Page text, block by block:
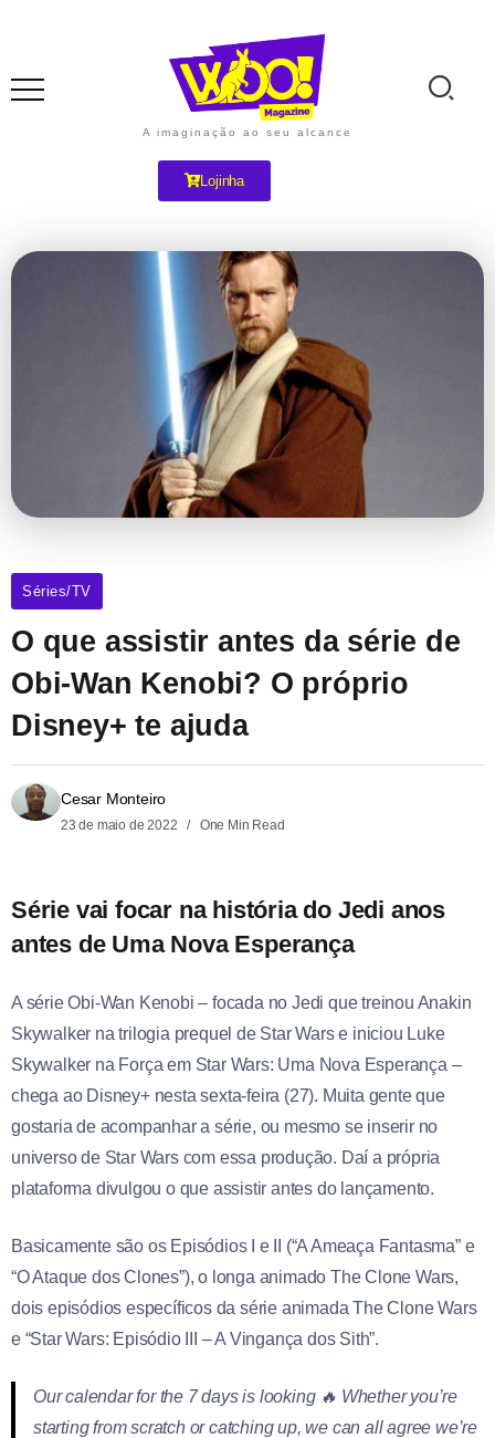
A imaginação ao seu alcance
Lojinha
Séries/TV
O que assistir antes da série de
Obi-Wan Kenobi? O próprio
Disney+ te ajuda
Cesar Monteiro
23 de maio de 2022 One Min Read
Série vai focar na história do Jedi anos
antes de Uma Nova Esperança
A série Obi-Wan Kenobi – focada no Jedi que treinou Anakin
Skywalker na trilogia prequel de Star Wars e iniciou Luke
Skywalker na Força em Star Wars: Uma Nova Esperança –
chega ao Disney+ nesta sexta-feira (27). Muita gente que
gostaria de acompanhar a série, ou mesmo se inserir no
universo de Star Wars com essa produção. Daí a própria
plataforma divulgou o que assistir antes do lançamento.
Basicamente são os Episódios I e II (“A Ameaça Fantasma” e
“O Ataque dos Clones”), o longa animado The Clone Wars,
dois episódios específicos da série animada The Clone Wars
e “Star Wars: Episódio III – A Vingança dos Sith”.
Our calendar for the 7 days is looking 🔥 Whether you’re
starting from scratch or catching up, we can all agree we’re